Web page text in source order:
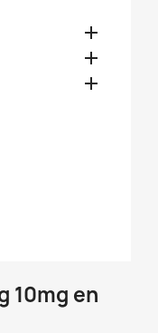



10mg en